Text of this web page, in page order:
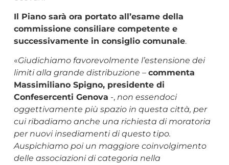
Il Piano sarà ora portato all’esame della
commissione consiliare competente e
successivamente in consiglio comunale.
«Giudichiamo favorevolmente l’estensione dei
limiti alla grande distribuzione – commenta
Massimiliano Spigno, presidente di
Confesercenti Genova -, non essendoci
oggettivamente più spazio in questa città, per
cui ribadiamo anche una richiesta di moratoria
per nuovi insediamenti di questo tipo.
Auspichiamo poi un maggiore coinvolgimento
delle associazioni di categoria nella